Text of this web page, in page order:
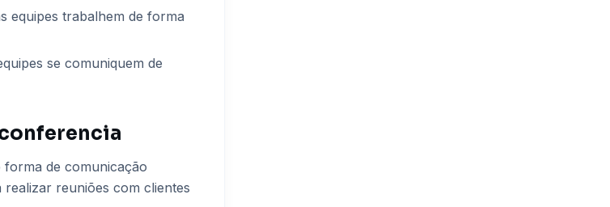
equipes trabalhem de forma
se comuniquem de
forma de comunicação
reuniões com clientes